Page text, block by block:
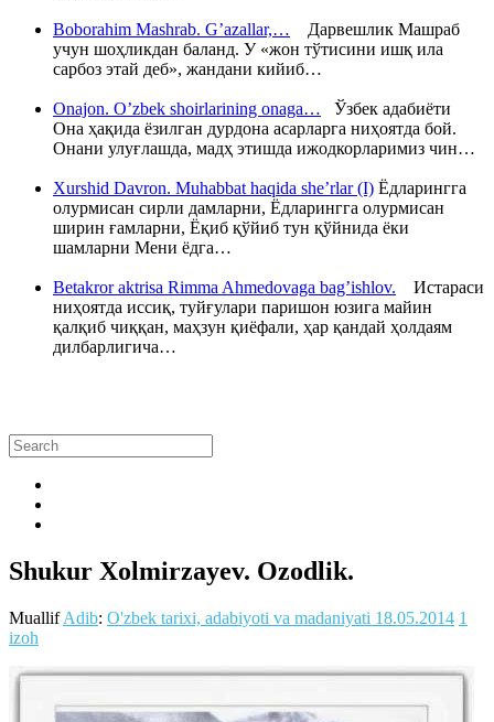
Boborahim Mashrab. G’azallar,… Дарвешлик Машраб
учун шоҳликдан баланд. У «жон тўтисини ишқ ила
сарбоз этай деб», жандани кийиб…
Onajon. O’zbek shoirlarining onaga… Ўзбек адабиёти
Она ҳақида ёзилган дурдона асарларга ниҳоятда бой.
Онани улуғлашда, мадҳ этишда ижодкорларимиз чин…
Xurshid Davron. Muhabbat haqida she’rlar (I) Ёдларингга
олурмисан сирли дамларни, Ёдларингга олурмисан
ширин ғамларни, Ёқиб қўйиб тун қўйнида ёки
шамларни Мени ёдга…
Betakror aktrisa Rimma Ahmedovaga bag’ishlov. Истараси
ниҳоятда иссиқ, туйғулари паришон юзига майин
қалқиб чиққан, маҳзун қиёфали, ҳар қандай ҳолдаям
дилбарлигича…
Shukur Xolmirzayev. Ozodlik.
MuallifAdib: O'zbek tarixi, adabiyoti va madaniyati 18.05.2014 1
izoh